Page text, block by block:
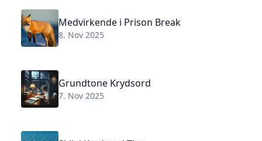
Medvirkende i Prison Break
8. Nov 2025
Grundtone Krydsord
7. Nov 2025